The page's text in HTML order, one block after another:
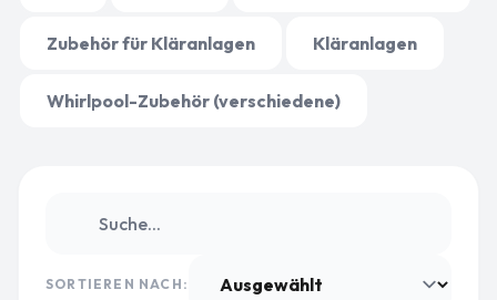
Zubehör für Kläranlagen Kläranlagen
Whirlpool-Zubehör (verschiedene)
SORTIEREN NACH: